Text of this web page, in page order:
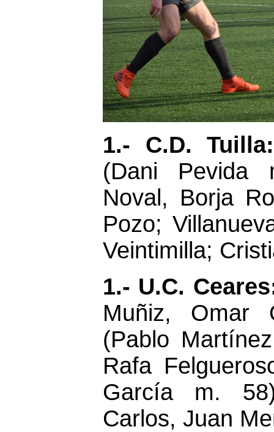
1.- C.D.
(Dani Pevida
Noval, Borja
Pozo;
Veintimilla;
1.- U.C.
Muñiz, Omar
(Pablo
Rafa
García m.
Carlos, Juan